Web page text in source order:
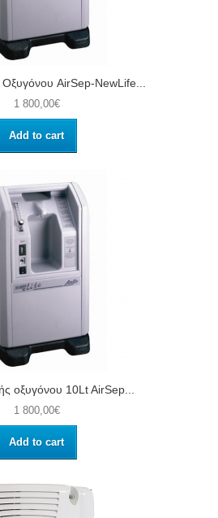
AirSep-NewLife...
1 800,00€
Add to cart
οξυγόνου 10Lt AirSep...
1 800,00€
Add to cart